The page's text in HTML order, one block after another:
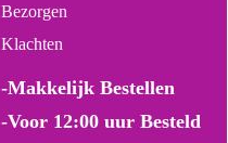
Bezorgen
Klachten
-Makkelijk Bestellen
-Voor 12:00 uur Besteld